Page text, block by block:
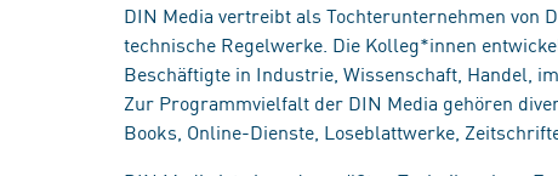
DIN Media vertreibt als Tochterunternehmen von
technische Regelwerke. Die Kolleg*innen
Beschäftigte in Industrie, Wissenschaft, Handel,
Zur Programmvielfalt der DIN Media gehören
Books, Online-Dienste, Loseblattwerke,